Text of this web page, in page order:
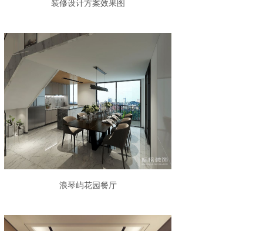
装修设计方案效果图
浪琴屿花园餐厅